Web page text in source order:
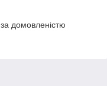
домовленістю